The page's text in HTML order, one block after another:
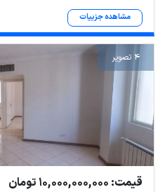
مشاهده جزییات
4 تصویر
قیمت: 10,000,000,000 تومان